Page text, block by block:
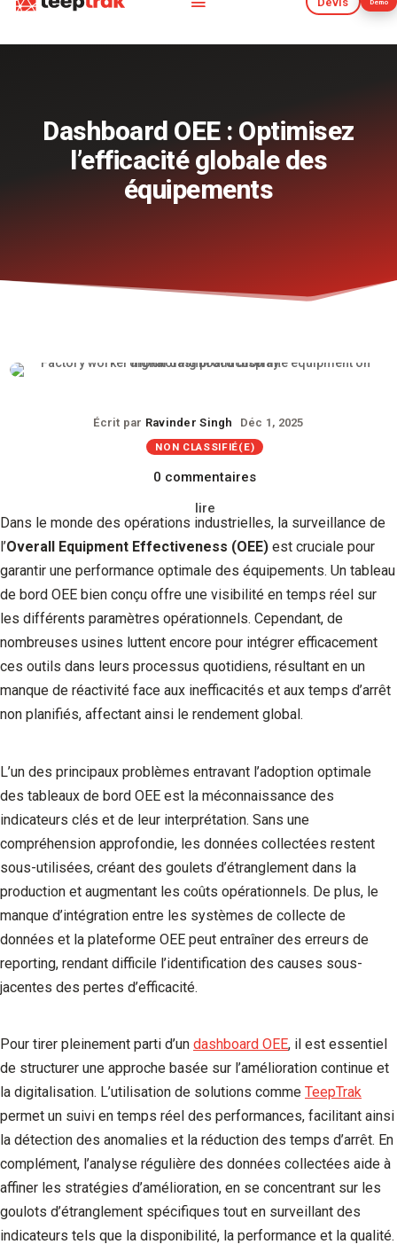
Démo
Devis Démo
Dashboard OEE : Optimisez
l’efficacité globale des
équipements
Écrit par Ravinder Singh Déc 1, 2025
NON CLASSIFIÉ(E)
0 commentaires
lire
Dans le monde des opérations industrielles, la surveillance de
l’Overall Equipment Effectiveness (OEE) est cruciale pour
garantir une performance optimale des équipements. Un tableau
de bord OEE bien conçu offre une visibilité en temps réel sur
les différents paramètres opérationnels. Cependant, de
nombreuses usines luttent encore pour intégrer efficacement
ces outils dans leurs processus quotidiens, résultant en un
manque de réactivité face aux inefficacités et aux temps d’arrêt
non planifiés, affectant ainsi le rendement global.
L’un des principaux problèmes entravant l’adoption optimale
des tableaux de bord OEE est la méconnaissance des
indicateurs clés et de leur interprétation. Sans une
compréhension approfondie, les données collectées restent
sous-utilisées, créant des goulets d’étranglement dans la
production et augmentant les coûts opérationnels. De plus, le
manque d’intégration entre les systèmes de collecte de
données et la plateforme OEE peut entraîner des erreurs de
reporting, rendant difficile l’identification des causes sous-
jacentes des pertes d’efficacité.
Pour tirer pleinement parti d’un dashboard OEE, il est essentiel
de structurer une approche basée sur l’amélioration continue et
la digitalisation. L’utilisation de solutions comme TeepTrak
permet un suivi en temps réel des performances, facilitant ainsi
la détection des anomalies et la réduction des temps d’arrêt. En
complément, l’analyse régulière des données collectées aide à
affiner les stratégies d’amélioration, en se concentrant sur les
goulots d’étranglement spécifiques tout en surveillant des
indicateurs tels que la disponibilité, la performance et la qualité.